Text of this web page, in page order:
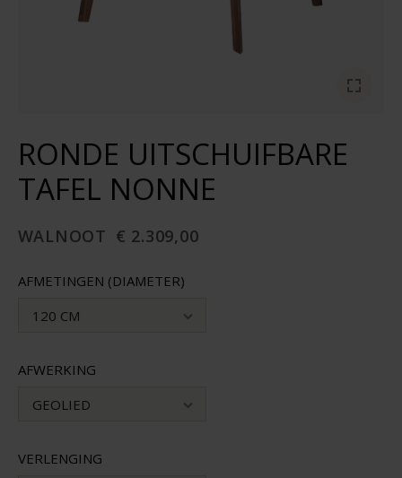
RONDE UITSCHUIFBARE
TAFEL NONNE
WALNOOT € 2.309,00
AFMETINGEN (DIAMETER)
120 CM
AFWERKING
GEOLIED
VERLENGING